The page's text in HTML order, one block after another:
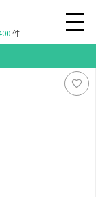
件